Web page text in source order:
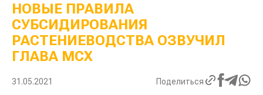
НОВЫЕ ПРАВИЛА
СУБСИДИРОВАНИЯ
РАСТЕНИЕВОДСТВА ОЗВУЧИЛ
ГЛАВА МСХ
31.05.2021 Поделиться